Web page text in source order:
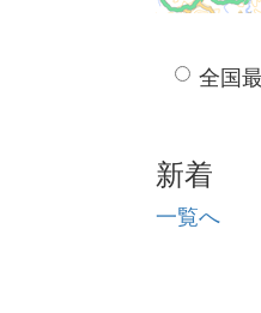
全国
新着
一覧へ